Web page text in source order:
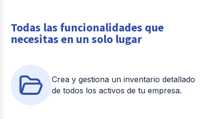
Todas las funcionalidades que
necesitas en un solo lugar
Crea y gestiona un inventario detallado
de todos los activos de tu empresa.